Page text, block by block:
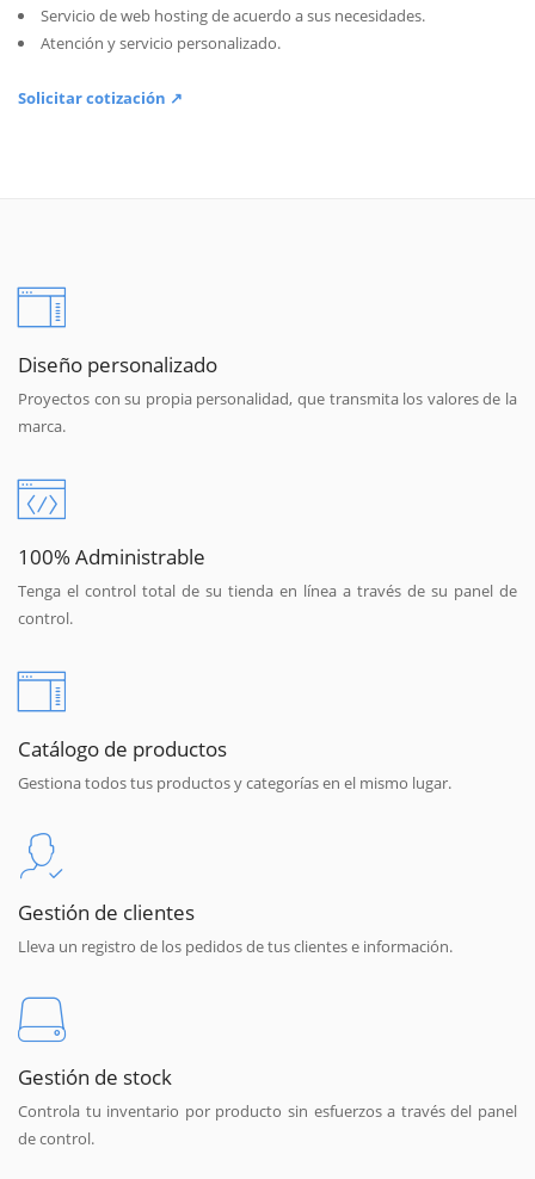
Servicio de web hosting de acuerdo a sus necesidades.
Atención y servicio personalizado.
Solicitar cotización ↗
Diseño personalizado
Proyectos con su propia personalidad, que transmita los valores de la
marca.
100% Administrable
Tenga el control total de su tienda en línea a través de su panel de
control.
Catálogo de productos
Gestiona todos tus productos y categorías en el mismo lugar.
Gestión de clientes
Lleva un registro de los pedidos de tus clientes e información.
Gestión de stock
Controla tu inventario por producto sin esfuerzos a través del panel
de control.